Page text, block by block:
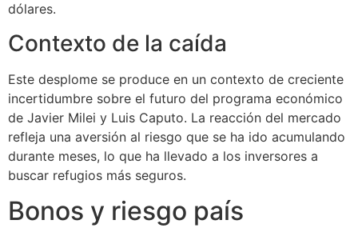
dólares.
Contexto de la caída
Este desplome se produce en un contexto de creciente
incertidumbre sobre el futuro del programa económico
de Javier Milei y Luis Caputo. La reacción del mercado
refleja una aversión al riesgo que se ha ido acumulando
durante meses, lo que ha llevado a los inversores a
buscar refugios más seguros.
Bonos y riesgo país